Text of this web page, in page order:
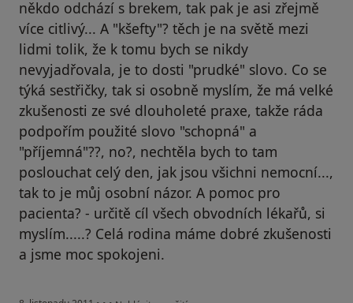
někdo odchází s brekem, tak pak je asi zřejmě
více citlivý... A "kšefty"? těch je na světě mezi
lidmi tolik, že k tomu bych se nikdy
nevyjadřovala, je to dosti "prudké" slovo. Co se
týká sestřičky, tak si osobně myslím, že má velké
zkušenosti ze své dlouholeté praxe, takže ráda
podpořím použité slovo "schopná" a
"příjemná"??, no?, nechtěla bych to tam
poslouchat celý den, jak jsou všichni nemocní...,
tak to je můj osobní názor. A pomoc pro
pacienta? - určitě cíl všech obvodních lékařů, si
myslím.....? Celá rodina máme dobré zkušenosti
a jsme moc spokojeni.